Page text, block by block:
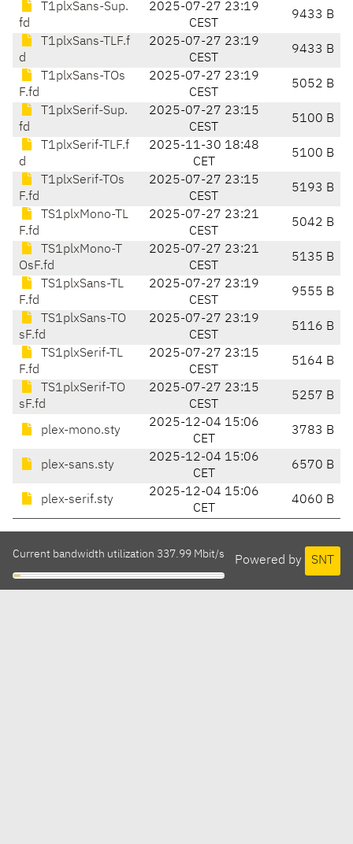
T1plxSans-Sup.
fd
2025-07-27 23:19
CEST
9433 B
T1plxSans-TLF.f
d
2025-07-27 23:19
CEST
9433 B
T1plxSans-TOs
F.fd
2025-07-27 23:19
CEST
5052 B
T1plxSerif-Sup.
fd
2025-07-27 23:15
CEST
5100 B
T1plxSerif-TLF.f
d
2025-11-30 18:48
CET
5100 B
T1plxSerif-TOs
F.fd
2025-07-27 23:15
CEST
5193 B
TS1plxMono-TL
F.fd
2025-07-27 23:21
CEST
5042 B
TS1plxMono-T
OsF.fd
2025-07-27 23:21
CEST
5135 B
TS1plxSans-TL
F.fd
2025-07-27 23:19
CEST
9555 B
TS1plxSans-TO
sF.fd
2025-07-27 23:19
CEST
5116 B
TS1plxSerif-TL
F.fd
2025-07-27 23:15
CEST
5164 B
TS1plxSerif-TO
sF.fd
2025-07-27 23:15
CEST
5257 B
plex-mono.sty
2025-12-04 15:06
CET
3783 B
plex-sans.sty
2025-12-04 15:06
CET
6570 B
plex-serif.sty
2025-12-04 15:06
CET
4060 B
Powered by SNT
Current bandwidth utilization 337.99 Mbit/s